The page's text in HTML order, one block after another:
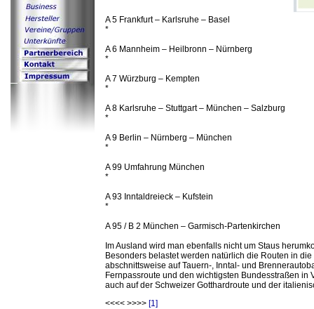
A 5 Frankfurt – Karlsruhe – Basel
*
A 6 Mannheim – Heilbronn – Nürnberg
*
A 7 Würzburg – Kempten
*
A 8 Karlsruhe – Stuttgart – München – Salzburg
*
A 9 Berlin – Nürnberg – München
*
A 99 Umfahrung München
*
A 93 Inntaldreieck – Kufstein
*
A 95 / B 2 München – Garmisch-Partenkirchen
Im Ausland wird man ebenfalls nicht um Staus
Besonders belastet werden natürlich die Routen in
abschnittsweise auf Tauern-, Inntal- und
Fernpassroute und den wichtigsten Bundesstraßen
auch auf der Schweizer Gotthardroute und der
<<<< >>>> [1]